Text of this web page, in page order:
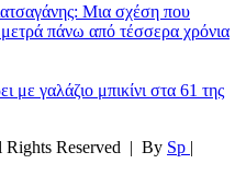
Μια σχέση που
μετρά πάνω από τέσσερα χρόνια
με γαλάζιο μπικίνι στα 61 της
Reserved | By Sp |